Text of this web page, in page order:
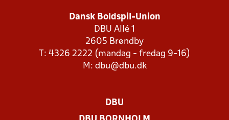
Dansk Boldspil-Union
DBU Allé 1
2605 Brøndby
T: 4326 2222 (mandag - fredag 9-16)
M: dbu@dbu.dk
DBU